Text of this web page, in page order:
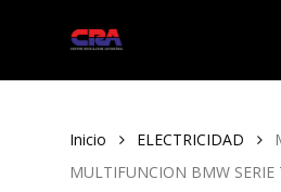
Inicio ELECTRICIDAD
MULTIFUNCION BMW SERIE